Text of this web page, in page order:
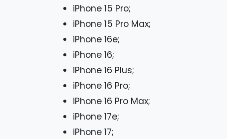
iPhone 15 Pro;
iPhone 15 Pro Max;
iPhone 16e;
iPhone 16;
iPhone 16 Plus;
iPhone 16 Pro;
iPhone 16 Pro Max;
iPhone 17e;
iPhone 17;